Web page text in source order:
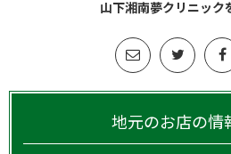
山下湘南夢クリニック
地元のお店の情